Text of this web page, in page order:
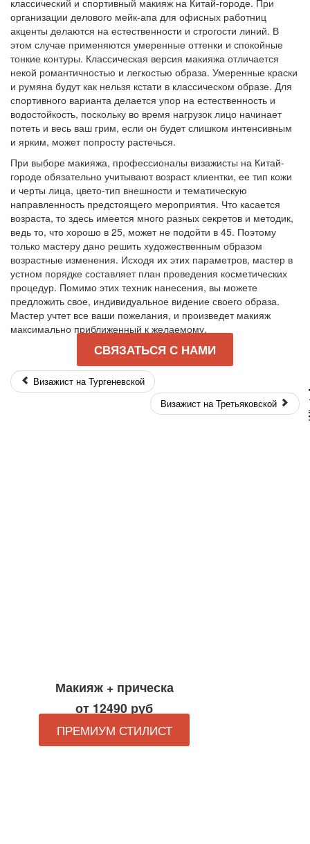
классический и спортивный макияж на Китай-городе. При
организации делового мейк-апа для офисных работниц
акценты делаются на естественности и строгости линий. В
этом случае применяются умеренные оттенки и спокойные
тонкие контуры. Классическая версия макияжа отличается
некой романтичностью и легкостью образа. Умеренные краски
и румяна будут как нельзя кстати в классическом образе. Для
спортивного варианта делается упор на естественность и
водостойкость, поскольку во время нагрузок лицо начинает
потеть и весь ваш грим, если он будет слишком интенсивным
и ярким, может попросту растечься.
При выборе макияжа, профессионалы визажисты на Китай-
городе обязательно учитывают возраст клиентки, ее тип кожи
и черты лица, цвето-тип внешности и тематическую
направленность предстоящего мероприятия. Что касается
возраста, то здесь имеется много разных секретов и методик,
ведь то, что хорошо в 25, может не подойти в 45. Поэтому
только мастеру дано решить художественным образом
возрастные изменения. Исходя их этих параметров, мастер в
устном порядке составляет план проведения косметических
процедур. Помимо этих техник нанесения, вы можете
предложить свое, индивидуальное видение своего образа.
Мастер учтет все ваши пожелания, и произведет макияж
максимально приближенный к желаемому.
СВЯЗАТЬСЯ С НАМИ
Визажист на Тургеневской
Визажист на Третьяковской
Макияж + прическа
от 12490 руб
ПРЕМИУМ СТИЛИСТ